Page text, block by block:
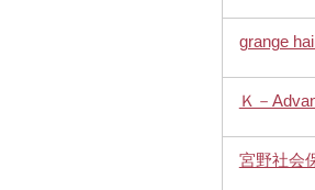
grange
Ｋ－
宮野社会